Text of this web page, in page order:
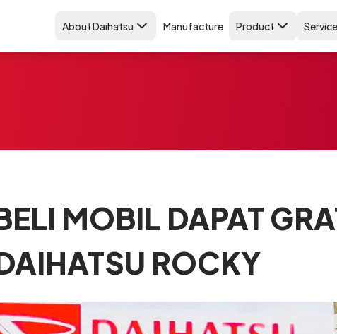
About Daihatsu Manufacture Product Service
MOBIL DAPAT
ROCKY